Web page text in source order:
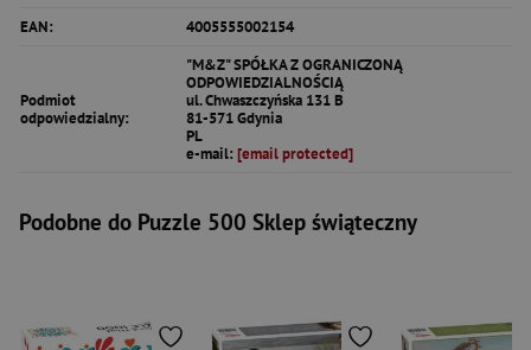
EAN:
4005555002154
Podmiot
odpowiedzialny:
"M&Z" SPÓŁKA Z OGRANICZONĄ
ODPOWIEDZIALNOŚCIĄ
ul. Chwaszczyńska 131 B
81-571 Gdynia
PL
e-mail: [email protected]
Podobne do Puzzle 500 Sklep świąteczny